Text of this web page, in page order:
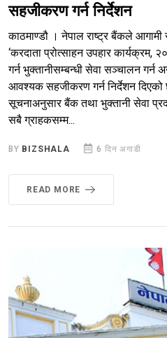
सहजीकरण गर्न निर्देशन
काठमाण्डौ । नेपाल राष्ट्र बैंकले
‘करदाता प्रोत्साहन उपहार कार्यक्रम,
गर्न भुक्तानीसम्बन्धी सेवा सञ्चालन गर्न
आवश्यक सहजीकरण गर्न निर्देशन
सूचनाअनुसार बैंक तथा भुक्तानी सेवा
सबै ग्राहकसम्म...
BY BIZSHALA 6 दिन अगाडी
READ MORE